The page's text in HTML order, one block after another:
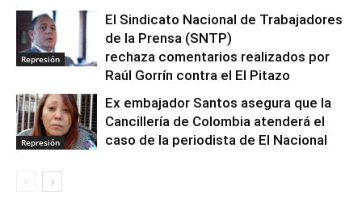
Represión
El Sindicato Nacional de Trabajadores
de la Prensa (SNTP)
rechaza comentarios realizados por
Raúl Gorrín contra el El Pitazo
Represión
Ex embajador Santos asegura que la
Cancillería de Colombia atenderá el
caso de la periodista de El Nacional